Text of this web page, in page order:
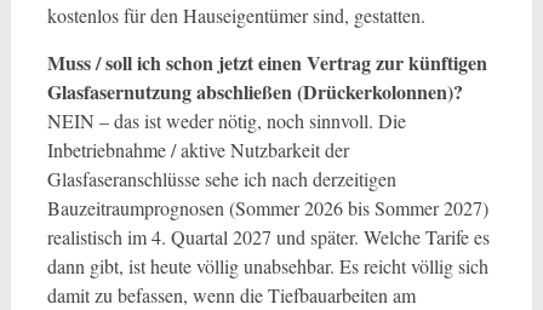
kostenlos für den Hauseigentümer sind, gestatten.
Muss / soll ich schon jetzt einen Vertrag zur künftigen
Glasfasernutzung abschließen (Drückerkolonnen)?
NEIN – das ist weder nötig, noch sinnvoll. Die
Inbetriebnahme / aktive Nutzbarkeit der
Glasfaseranschlüsse sehe ich nach derzeitigen
Bauzeitraumprognosen (Sommer 2026 bis Sommer 2027)
realistisch im 4. Quartal 2027 und später. Welche Tarife es
dann gibt, ist heute völlig unabsehbar. Es reicht völlig sich
damit zu befassen, wenn die Tiefbauarbeiten am